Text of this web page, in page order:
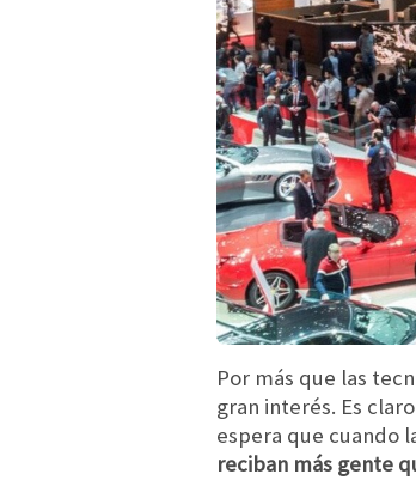
Por más que las
gran interés. Es
espera que cuando
reciban más gente